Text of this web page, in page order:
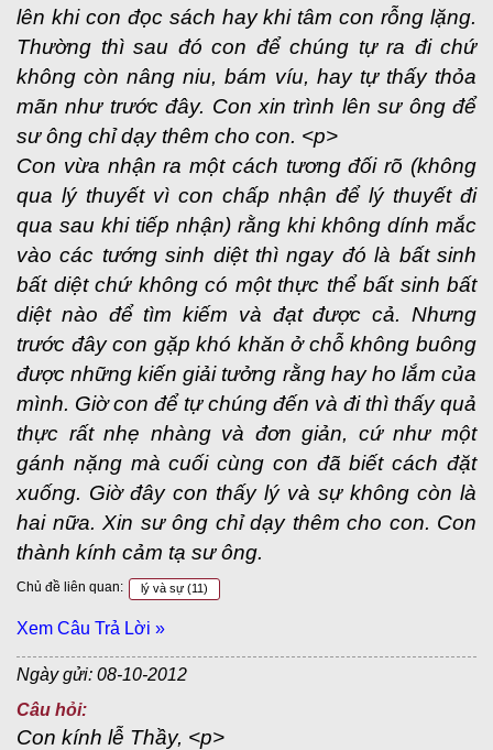
lên khi con đọc sách hay khi tâm con rỗng lặng.
Thường thì sau đó con để chúng tự ra đi chứ
không còn nâng niu, bám víu, hay tự thấy thỏa
mãn như trước đây. Con xin trình lên sư ông để
sư ông chỉ dạy thêm cho con. <p>
Con vừa nhận ra một cách tương đối rõ (không
qua lý thuyết vì con chấp nhận để lý thuyết đi
qua sau khi tiếp nhận) rằng khi không dính mắc
vào các tướng sinh diệt thì ngay đó là bất sinh
bất diệt chứ không có một thực thể bất sinh bất
diệt nào để tìm kiếm và đạt được cả. Nhưng
trước đây con gặp khó khăn ở chỗ không buông
được những kiến giải tưởng rằng hay ho lắm của
mình. Giờ con để tự chúng đến và đi thì thấy quả
thực rất nhẹ nhàng và đơn giản, cứ như một
gánh nặng mà cuối cùng con đã biết cách đặt
xuống. Giờ đây con thấy lý và sự không còn là
hai nữa. Xin sư ông chỉ dạy thêm cho con. Con
thành kính cảm tạ sư ông.
Chủ đề liên quan: lý và sự (11)
Xem Câu Trả Lời »
Ngày gửi: 08-10-2012
Câu hỏi:
Con kính lễ Thầy, <p>